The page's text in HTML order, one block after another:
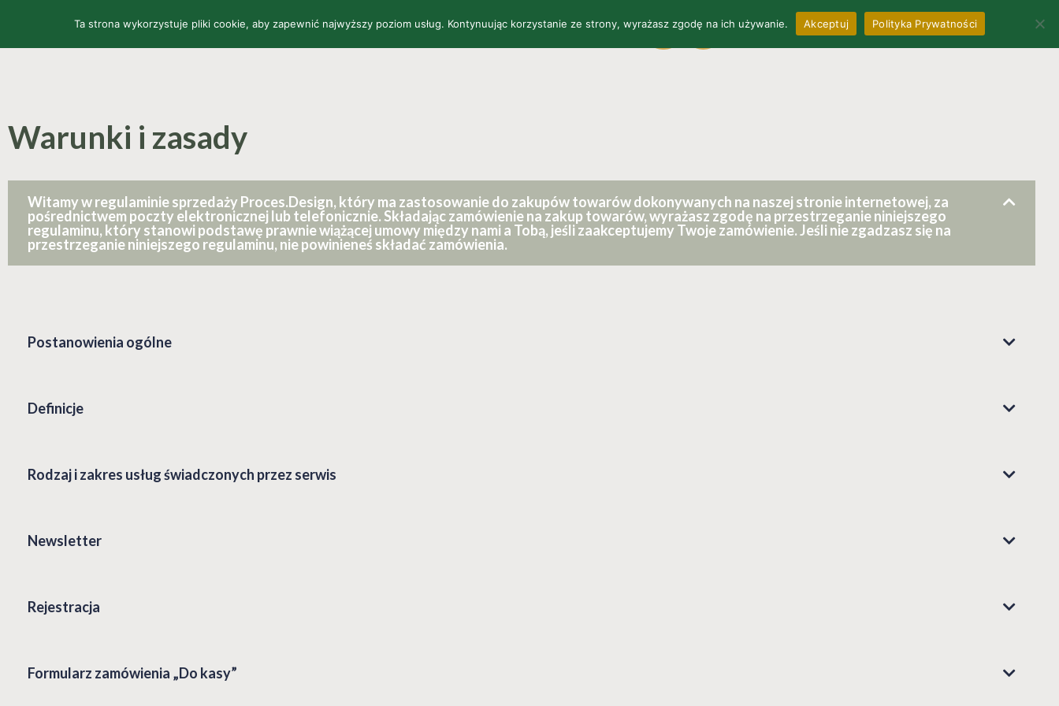
STRONA GŁÓWNA SKLEP O NAS KONTAKT WYKOŃCZENIA EU PL OFFICE & CONTRACTS
Warunki i zasady
Witamy w regulaminie sprzedaży Proces.Design, który ma zastosowanie do zakupów towarów dokonywanych na naszej stronie internetowej, za
pośrednictwem poczty elektronicznej lub telefonicznie. Składając zamówienie na zakup towarów, wyrażasz zgodę na przestrzeganie niniejszego
regulaminu, który stanowi podstawę prawnie wiążącej umowy między nami a Tobą, jeśli zaakceptujemy Twoje zamówienie. Jeśli nie zgadzasz się na
przestrzeganie niniejszego regulaminu, nie powinieneś składać zamówienia.
Postanowienia ogólne
Definicje
Rodzaj i zakres usług świadczonych przez serwis
Newsletter
Rejestracja
Formularz zamówienia „Do kasy”
Ta strona wykorzystuje pliki cookie, aby zapewnić najwyższy poziom usług. Kontynuując korzystanie ze strony, wyrażasz zgodę na ich używanie. Akceptuj Polityka Prywatności